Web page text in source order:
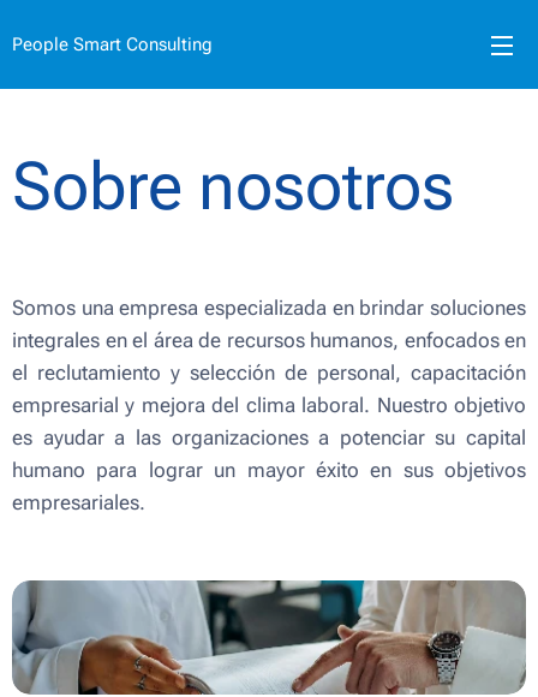
People Smart Consulting
Sobre nosotros
Somos una empresa especializada en brindar soluciones
integrales en el área de recursos humanos, enfocados en
el reclutamiento y selección de personal, capacitación
empresarial y mejora del clima laboral. Nuestro objetivo
es ayudar a las organizaciones a potenciar su capital
humano para lograr un mayor éxito en sus objetivos
empresariales.